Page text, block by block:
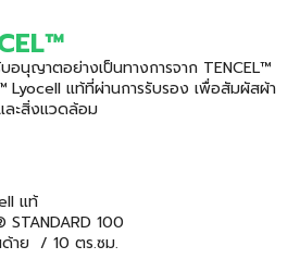
อนุญาตอย่างเป็นทางการจาก TENCEL™
Lyocell แท้ที่ผ่านการรับรอง เพื่อสัมผัสผ้า
ละสิ่งแวดล้อม
แท้
100
ด้าย / 10 ตร.ซม.